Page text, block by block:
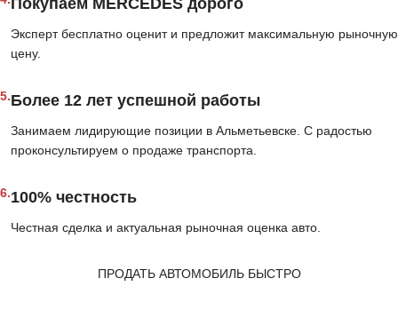
Покупаем MERCEDES дорого
Эксперт бесплатно оценит и предложит максимальную рыночную
цену.
5.Более 12 лет успешной работы
Занимаем лидирующие позиции в Альметьевске. С радостью
проконсультируем о продаже транспорта.
6.100% честность
Честная сделка и актуальная рыночная оценка авто.
ПРОДАТЬ АВТОМОБИЛЬ БЫСТРО